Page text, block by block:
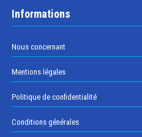
Informations
Nous concernant
Mentions légales
Politique de confidentialité
Conditions générales